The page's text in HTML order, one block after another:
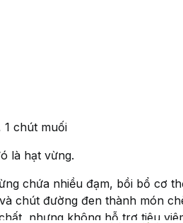
chút muối
là hạt vừng.
chứa nhiều đạm, bồi bổ cơ
chút đường đen thành món
nhưng không hỗ trợ tiêu